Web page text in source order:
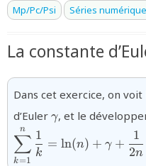
Mp/Pc/Psi Séries
La constante
Dans cet exercice, on
d’Euler \gamma
γ, et le
k=1
∑
n
k
1
= ln(n) + γ +
2n
1